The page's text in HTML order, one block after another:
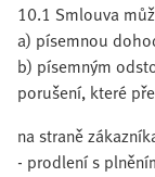
10.1 Smlouva
a) písemnou
b) písemným
porušení, které
na straně
- prodlení s